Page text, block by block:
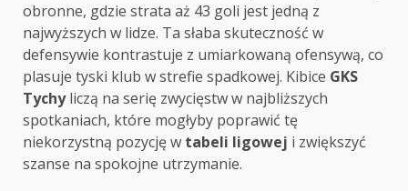
obronne, gdzie strata aż 43 goli jest jedną z
najwyższych w lidze. Ta słaba skuteczność w
defensywie kontrastuje z umiarkowaną ofensywą, co
plasuje tyski klub w strefie spadkowej. Kibice GKS
Tychyliczą na serię zwycięstw w najbliższych
spotkaniach, które mogłyby poprawić tę
niekorzystną pozycję w tabeli ligowej i zwiększyć
szanse na spokojne utrzymanie.